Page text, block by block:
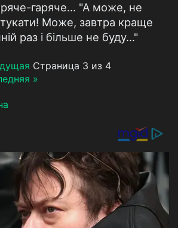
гаряче... "А може, не
Може, завтра краще
раз і більше не буду..."
Страница 3 из 4
»